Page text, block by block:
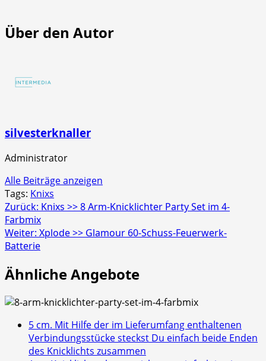
Über den Autor
silvesterknaller
Administrator
Alle Beiträge anzeigen
Tags: Knixs
Beitragsnavigation
Zurück: Knixs >> 8 Arm-Knicklichter Party Set im 4-
Farbmix
Weiter: Xplode >> Glamour 60-Schuss-Feuerwerk-
Batterie
Ähnliche Angebote
5 cm. Mit Hilfe der im Lieferumfang enthaltenen
Verbindungsstücke steckst Du einfach beide Enden
des Knicklichts zusammen